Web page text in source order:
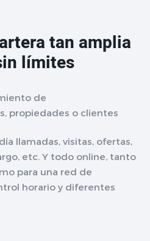
tan amplia
límites
de
propiedades o clientes
llamadas, visitas, ofertas,
etc. Y todo online, tanto
para una red de
horario y diferentes